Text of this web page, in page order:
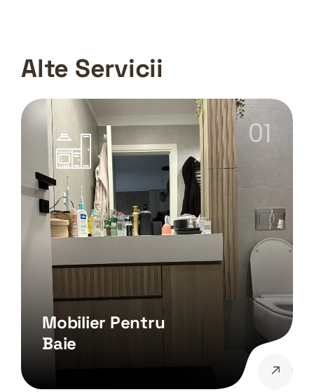
Alte Servicii
01
Mobilier Pentru
Baie